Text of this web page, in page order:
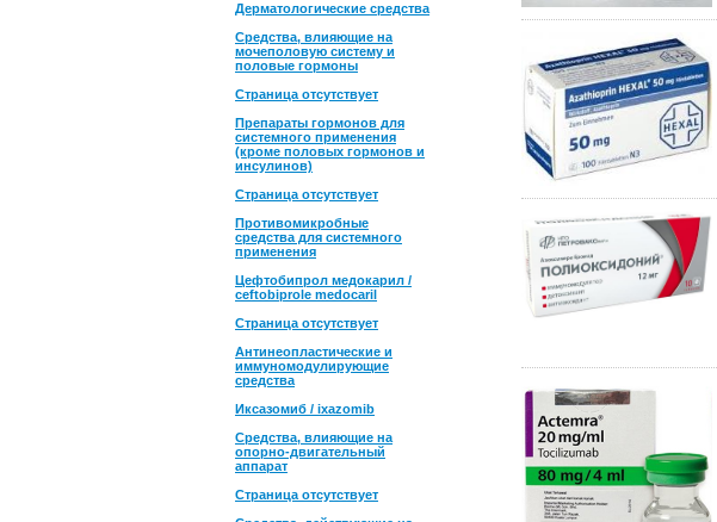
Дерматологические средства
Средства, влияющие на
мочеполовую систему и
половые гормоны
Страница отсутствует
Препараты гормонов для
системного применения
(кроме половых гормонов и
инсулинов)
Страница отсутствует
Противомикробные
средства для системного
применения
Цефтобипрол медокарил /
ceftobiprole medocaril
Страница отсутствует
Антинеопластические и
иммуномодулирующие
средства
Иксазомиб / ixazomib
Средства, влияющие на
опорно-двигательный
аппарат
Страница отсутствует